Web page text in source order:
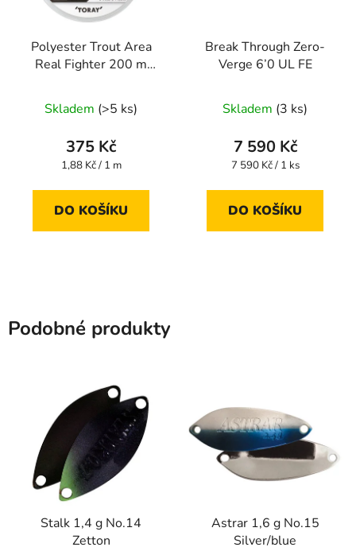
Polyester Trout Area
Real Fighter 200 m
Skladem (>5 ks)
375 Kč
Měrná
1,88 Kč / 1 m
DO KOŠÍKU
Break Through Zero-
Verge 6’0 UL FE
Skladem (3 ks)
7 590 Kč
Měrná
7 590 Kč / 1 ks
DO KOŠÍKU
Podobné produkty
Stalk 1,4 g No.14
Zetton
Astrar 1,6 g No.15
Silver/blue